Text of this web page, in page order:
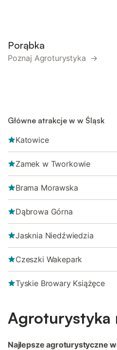
Porąbka
Poznaj Agroturystyka →
Główne atrakcje w w Śląsk
Katowice
Zamek w Tworkowie
Brama Morawska
Dąbrowa Górna
Jasknia Niedźwiedzia
Czeszki Wakepark
Tyskie Browary Książęce
Agroturystyka
Najlepsze agroturystyczne